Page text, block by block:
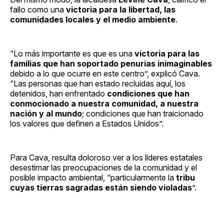
fallo como una victoria para la libertad, las
comunidades locales y el medio ambiente.
“Lo más importante es que es una victoria para las
familias que han soportado penurias inimaginables
debido a lo que ocurre en este centro”, explicó Cava.
“Las personas que han estado recluidas aquí, los
detenidos, han enfrentado condiciones que han
conmocionado a nuestra comunidad, a nuestra
nación y al mundo; condiciones que han traicionado
los valores que definen a Estados Unidos”.
Para Cava, resulta doloroso ver a los líderes estatales
desestimar las preocupaciones de la comunidad y el
posible impacto ambiental, “particularmente la tribu
cuyas tierras sagradas están siendo violadas”.